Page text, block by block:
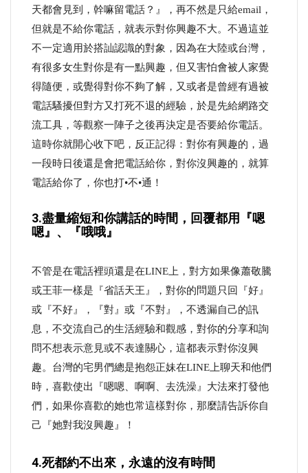
天都會見到，幹嘛留電話？』，再不然是只給email，
但就是不給你電話，就表示對你興趣不大。不過這並
不一定適用於搭訕認識的對象，因為在大陸或台灣，
有很多女生對你是有一點興趣，但又害怕會被人家覺
得隨便，或覺得對你不夠了解，又或者是曾經有過被
電話騷擾但對方又打死不退的經驗，於是先給網路交
流工具，等觀察一陣子之後再決定是否要給你電話。
這時你就開心收下吧，反正記得：對你有興趣的，過
一段時日後還是會把電話給你，對你沒興趣的，就算
電話給你了，你也打•不•通！
3.盡量縮短和你講話的時間，回覆都用『嗯
嗯』、『哦哦』
不管是在電話裡頭還是在LINE上，對方如果像蕭敬騰
或王菲一樣是『省話天王』，對你的問題只回『好』
或『不好』，『對』或『不對』，不透漏自己的訊
息，不交流自己的生活經驗和觀感，對你的分享和詢
問不想表示意見或不表達關心，這都表示對你沒興
趣。台灣的宅男們總是抱怨正妹在LINE上聊天和他們
時，喜歡使出『嗯嗯、啊啊、去洗澡』大法來打發他
們，如果你喜歡的她也常這樣對你，那麼請告訴你自
己『她對我沒興趣』！
4.死都約不出來，永遠的沒有時間